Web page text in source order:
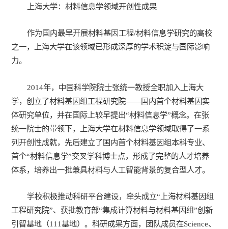
上海大学：材料信息学领域开创性成果
作为国内最早开展材料基因工程/材料信息学研究的高校
之一，上海大学在该领域已形成深厚的学术积淀与国际影响
力。
2014年，中国科学院院士张统一教授全职加入上海大
学，创立了材料基因组工程研究院——国内首个材料基因实
体研究单位，并在国际上较早提出“材料信息学”概念。在张
统一院士的带领下，上海大学在材料信息学领域取得了一系
列开创性成就，先后建立了国内首个材料基因组本科专业、
首个“材料信息学”交叉学科博士点，形成了完整的人才培养
体系，培养出一批兼具材料与人工智能背景的复合型人才。
学校积极推动科研平台建设，牵头成立“上海材料基因组
工程研究院”、获批教育部“集成计算材料与材料基因组”创新
引智基地（111基地）。科研成果方面，团队成员在Science、